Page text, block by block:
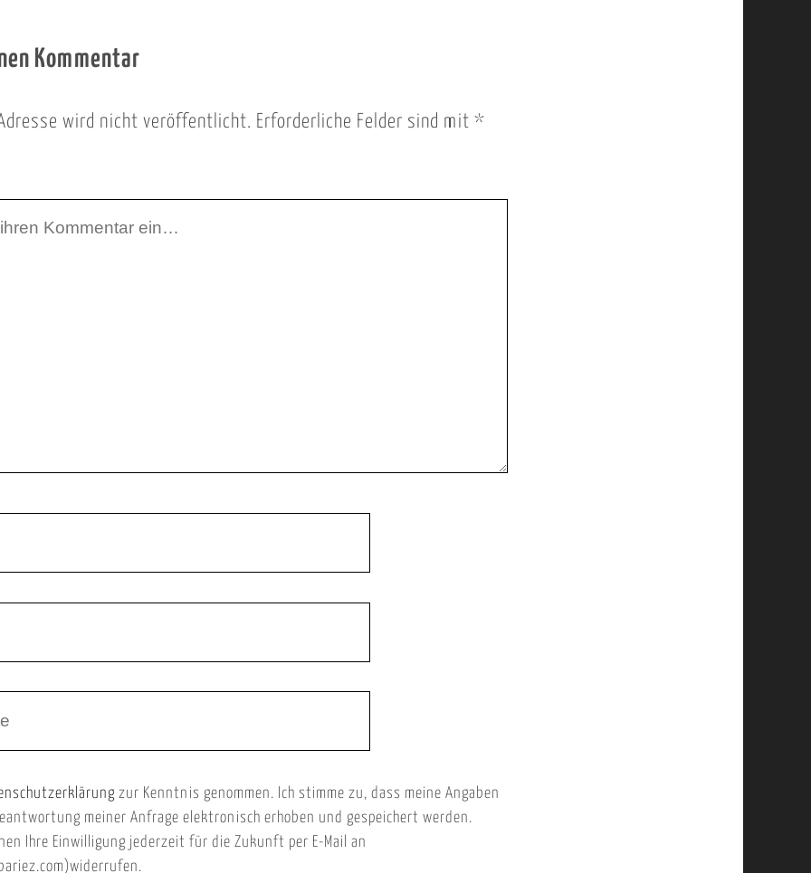
Kommentar
wird nicht veröffentlicht. Erforderliche Felder sind mit *
zur Kenntnis genommen. Ich stimme zu, dass meine Angaben
meiner Anfrage elektronisch erhoben und gespeichert werden.
Ihre Einwilligung jederzeit für die Zukunft per E-Mail an